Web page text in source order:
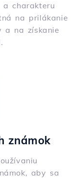
a charakteru
na prilákanie
a na získanie
známok
aby sa